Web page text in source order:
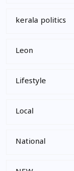
kerala politics
Leon
Lifestyle
Local
National